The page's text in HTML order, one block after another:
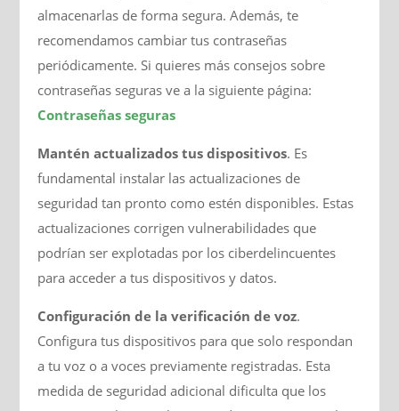
almacenarlas de forma segura. Además, te
recomendamos cambiar tus contraseñas
periódicamente. Si quieres más consejos sobre
contraseñas seguras ve a la siguiente página:
Contraseñas seguras
Mantén actualizados tus dispositivos. Es
fundamental instalar las actualizaciones de
seguridad tan pronto como estén disponibles. Estas
actualizaciones corrigen vulnerabilidades que
podrían ser explotadas por los ciberdelincuentes
para acceder a tus dispositivos y datos.
Configuración de la verificación de voz.
Configura tus dispositivos para que solo respondan
a tu voz o a voces previamente registradas. Esta
medida de seguridad adicional dificulta que los